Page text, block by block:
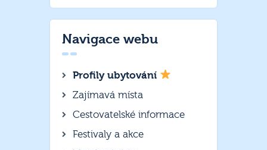
Navigace webu
Profily ubytování
Zajímavá místa
Cestovatelské informace
Festivaly a akce